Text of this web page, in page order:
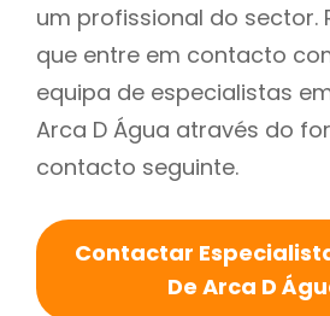
um profissional do sector.
que entre em contacto
equipa de especialistas
Arca D Água através do
contacto seguinte.
Contactar
De Arca D